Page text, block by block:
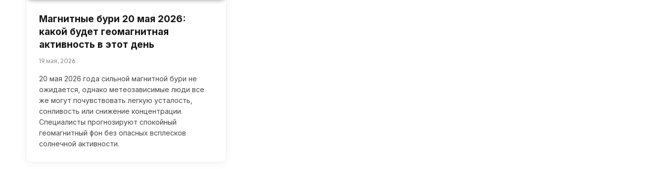
Магнитные бури 20 мая 2026:
какой будет геомагнитная
активность в этот день
19 мая, 2026
20 мая 2026 года сильной магнитной бури не
ожидается, однако метеозависимые люди все
же могут почувствовать легкую усталость,
сонливость или снижение концентрации.
Специалисты прогнозируют спокойный
геомагнитный фон без опасных всплесков
солнечной активности.